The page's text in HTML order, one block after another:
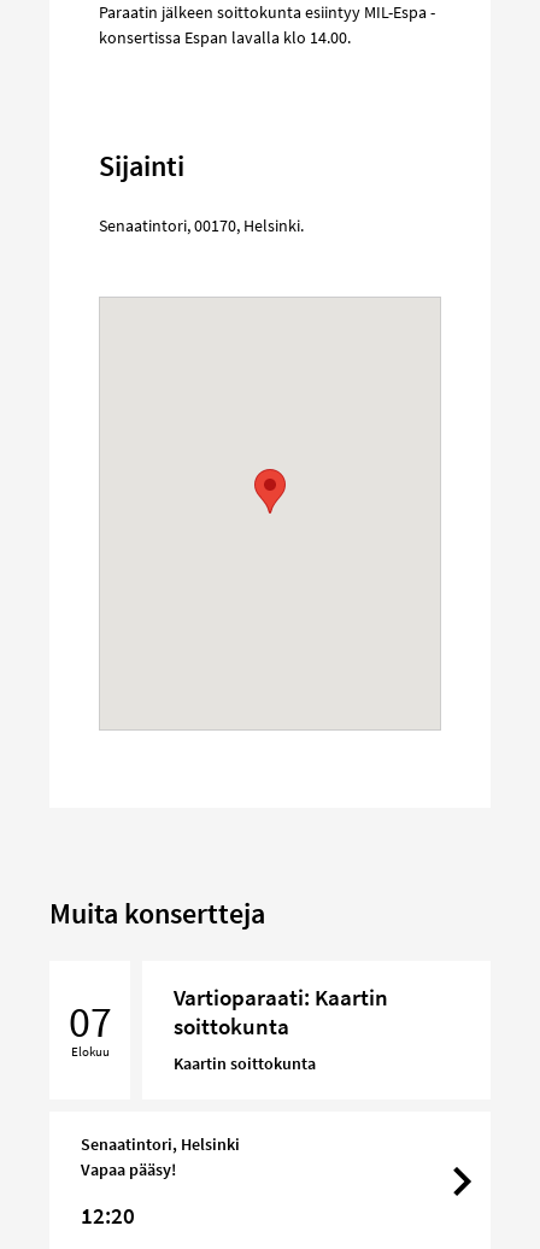
Paraatin jälkeen soittokunta esiintyy MIL-Espa -
konsertissa Espan lavalla klo 14.00.
Sijainti
Senaatintori,00170, Helsinki.
Muita konsertteja
Kaartin
soittokunta
07
Elokuu
Vartioparaati: Kaartin
soittokunta
Kaartin soittokunta
Senaatintori, Helsinki
Vapaa pääsy!
12:20